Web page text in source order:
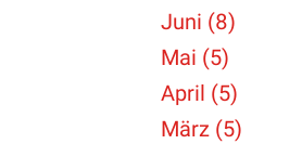
Juni (8)
Mai (5)
April (5)
März (5)